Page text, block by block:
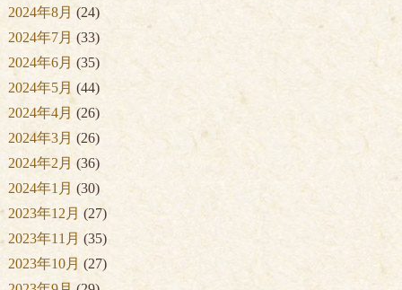
2024年8月 (24)
2024年7月 (33)
2024年6月 (35)
2024年5月 (44)
2024年4月 (26)
2024年3月 (26)
2024年2月 (36)
2024年1月 (30)
2023年12月 (27)
2023年11月 (35)
2023年10月 (27)